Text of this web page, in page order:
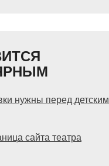
нужны перед детским
сайта театра